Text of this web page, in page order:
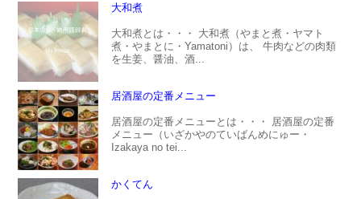
大和煮
大和煮とは・・・ 大和煮（やまと煮・ヤマト
煮・やまとに・Yamatoni）は、 牛肉などの肉類
を生姜、醤油、酒...
居酒屋の定番メニュー
居酒屋の定番メニューとは・・・ 居酒屋の定番
メニュー（いざかやのていばんめにゅー・
Izakaya no tei...
かくてん